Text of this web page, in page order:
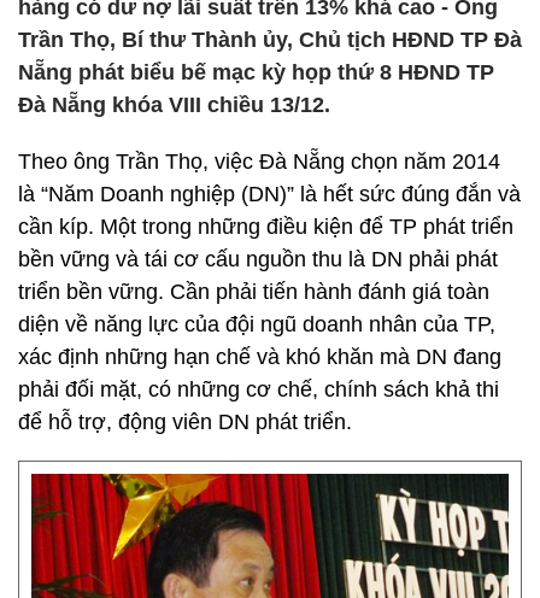
hàng có dư nợ lãi suất trên 13% khá cao - Ông
Trần Thọ, Bí thư Thành ủy, Chủ tịch HĐND TP Đà
Nẵng phát biểu bế mạc kỳ họp thứ 8 HĐND TP
Đà Nẵng khóa VIII chiều 13/12.
Theo ông Trần Thọ, việc Đà Nẵng chọn năm 2014
là “Năm Doanh nghiệp (DN)” là hết sức đúng đắn và
cần kíp. Một trong những điều kiện để TP phát triển
bền vững và tái cơ cấu nguồn thu là DN phải phát
triển bền vững. Cần phải tiến hành đánh giá toàn
diện về năng lực của đội ngũ doanh nhân của TP,
xác định những hạn chế và khó khăn mà DN đang
phải đối mặt, có những cơ chế, chính sách khả thi
để hỗ trợ, động viên DN phát triển.